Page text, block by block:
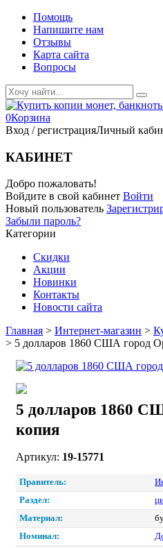
Помощь
Напишите нам
Отзывы
Карта сайта
Вопросы
0Корзина
Вход / регистрацияЛичный
КАБИНЕТ
Добро пожаловать!
Войдите в свой кабинет Войти
Новый пользователь
Забыли пароль?
Категории
Скидки
Акции
Новинки
Контакты
Новости сайта
Главная > Интернет-магазин >
> 5 долларов 1860 США город
5 долларов 1860
копия
Артикул: 19-15771
Правитель:
Раздел:
Материал:
Номинал: